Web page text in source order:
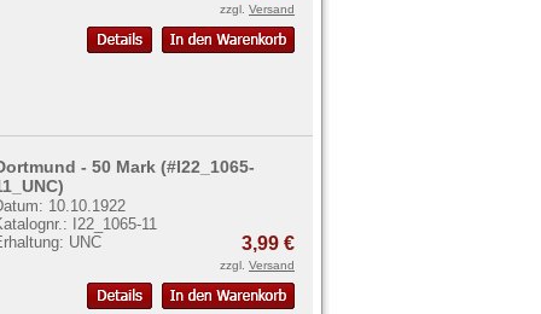
zzgl. Versand
- 50 Mark (#I22_1065-
10.10.1922
I22_1065-11
UNC
3,99 €
zzgl. Versand